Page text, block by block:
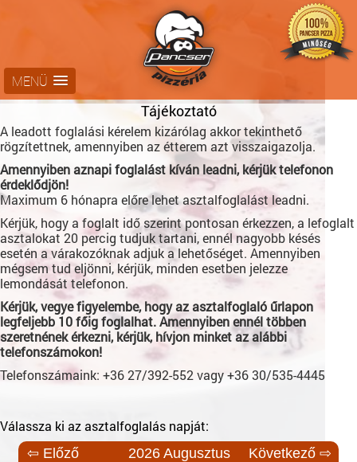
MENÜ
Tájékoztató
A leadott foglalási kérelem kizárólag akkor tekinthető
rögzítettnek, amennyiben az étterem azt visszaigazolja.
Amennyiben aznapi foglalást kíván leadni, kérjük telefonon
érdeklődjön!
Maximum 6 hónapra előre lehet asztalfoglalást leadni.
Kérjük, hogy a foglalt idő szerint pontosan érkezzen, a lefoglalt
asztalokat 20 percig tudjuk tartani, ennél nagyobb késés
esetén a várakozóknak adjuk a lehetőséget. Amennyiben
mégsem tud eljönni, kérjük, minden esetben jelezze
lemondását telefonon.
Kérjük, vegye figyelembe, hogy az asztalfoglaló űrlapon
legfeljebb 10 főig foglalhat. Amennyiben ennél többen
szeretnének érkezni, kérjük, hívjon minket az alábbi
telefonszámokon!
Telefonszámaink: +36 27/392-552 vagy +36 30/535-4445
Válassza ki az asztalfoglalás napját:
⇦ Előző 2026 Augusztus Következő ⇨